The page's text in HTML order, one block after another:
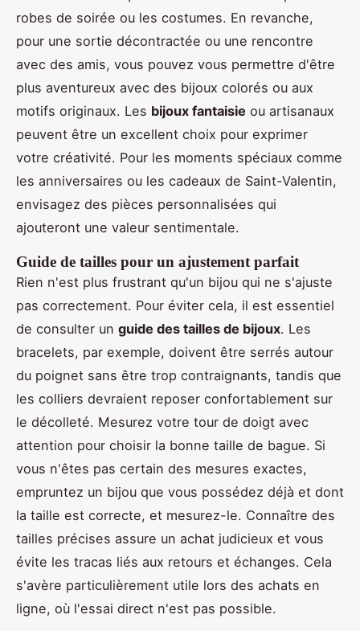
robes de soirée ou les costumes. En revanche,
pour une sortie décontractée ou une rencontre
avec des amis, vous pouvez vous permettre d'être
plus aventureux avec des bijoux colorés ou aux
motifs originaux. Les bijoux fantaisie ou artisanaux
peuvent être un excellent choix pour exprimer
votre créativité. Pour les moments spéciaux comme
les anniversaires ou les cadeaux de Saint-Valentin,
envisagez des pièces personnalisées qui
ajouteront une valeur sentimentale.
Guide de tailles pour un ajustement parfait
Rien n'est plus frustrant qu'un bijou qui ne s'ajuste
pas correctement. Pour éviter cela, il est essentiel
de consulter un guide des tailles de bijoux. Les
bracelets, par exemple, doivent être serrés autour
du poignet sans être trop contraignants, tandis que
les colliers devraient reposer confortablement sur
le décolleté. Mesurez votre tour de doigt avec
attention pour choisir la bonne taille de bague. Si
vous n'êtes pas certain des mesures exactes,
empruntez un bijou que vous possédez déjà et dont
la taille est correcte, et mesurez-le. Connaître des
tailles précises assure un achat judicieux et vous
évite les tracas liés aux retours et échanges. Cela
s'avère particulièrement utile lors des achats en
ligne, où l'essai direct n'est pas possible.